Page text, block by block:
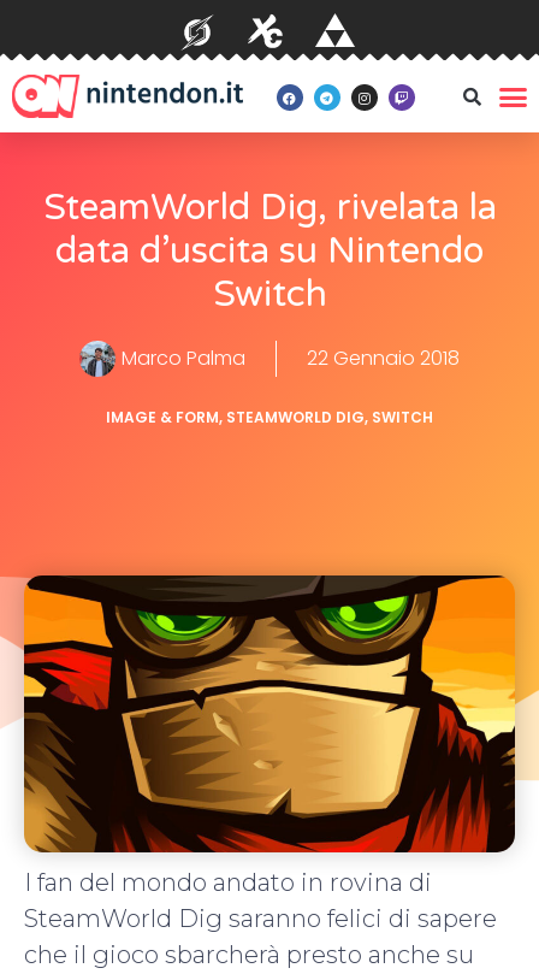
SteamWorld Dig, rivelata la
data d’uscita su Nintendo
Switch
Marco Palma 22 Gennaio 2018
IMAGE & FORM, STEAMWORLD DIG, SWITCH
I fan del mondo andato in rovina di
SteamWorld Dig saranno felici di sapere
che il gioco sbarcherà presto anche su